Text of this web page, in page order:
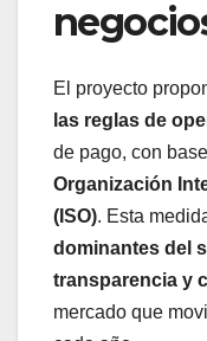
El proyecto
las reglas de
de pago, con
Organización
(ISO). Esta
dominantes del
transparencia y
mercado que